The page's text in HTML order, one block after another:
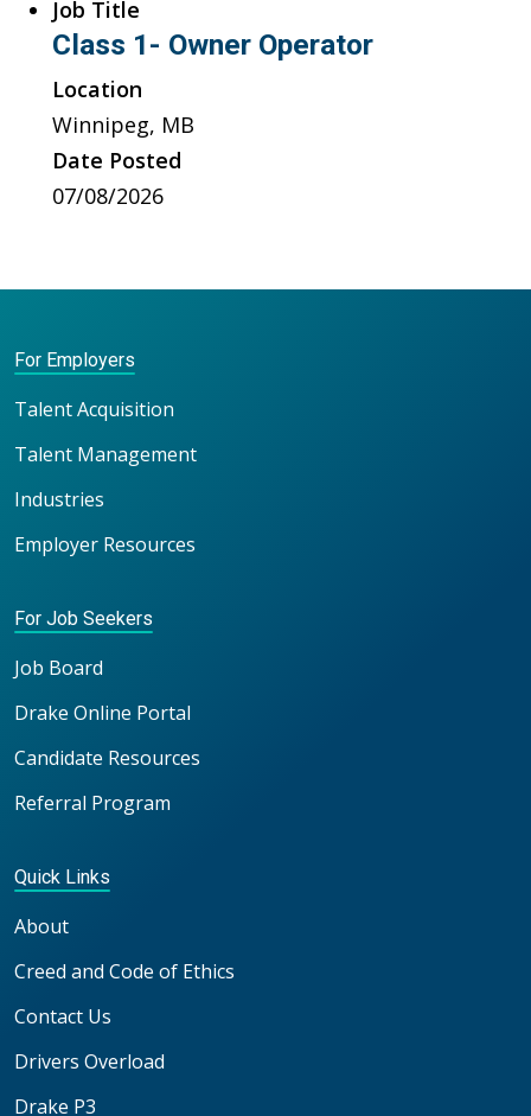
Job Title
Class 1- Owner Operator
Location
Winnipeg, MB
Date Posted
07/08/2026
For Employers
Talent Acquisition
Talent Management
Industries
Employer Resources
For Job Seekers
Job Board
Drake Online Portal
Candidate Resources
Referral Program
Quick Links
About
Creed and Code of Ethics
Contact Us
Drivers Overload
Drake P3